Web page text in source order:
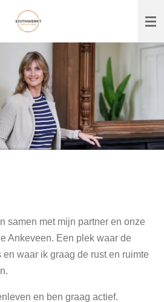
samen met mijn partner en onze
Ankeveen. Een plek waar de
waar ik graag de rust en ruimte
en ben graag actief.